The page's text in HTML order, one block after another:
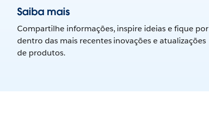
Saiba mais
Compartilhe informações, inspire ideias e fique por
dentro das mais recentes inovações e atualizações
de produtos.